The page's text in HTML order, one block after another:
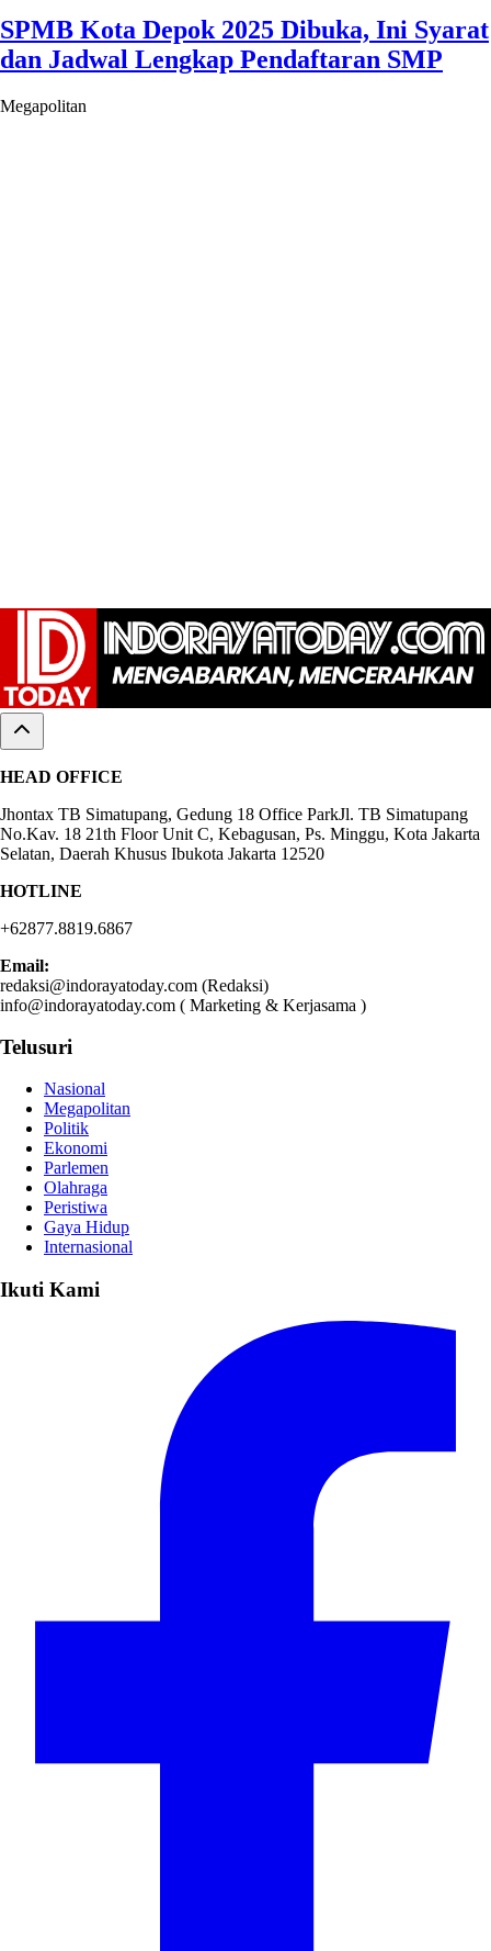
SPMB Kota Depok 2025 Dibuka, Ini Syarat
dan Jadwal Lengkap Pendaftaran SMP
Megapolitan
HEAD OFFICE
Jhontax TB Simatupang, Gedung 18 Office ParkJl. TB Simatupang
No.Kav. 18 21th Floor Unit C, Kebagusan, Ps. Minggu, Kota Jakarta
Selatan, Daerah Khusus Ibukota Jakarta 12520
HOTLINE
+62877.8819.6867
Email:
redaksi@indorayatoday.com (Redaksi)
info@indorayatoday.com ( Marketing & Kerjasama )
Telusuri
Nasional
Megapolitan
Politik
Ekonomi
Parlemen
Olahraga
Peristiwa
Gaya Hidup
Internasional
Ikuti Kami